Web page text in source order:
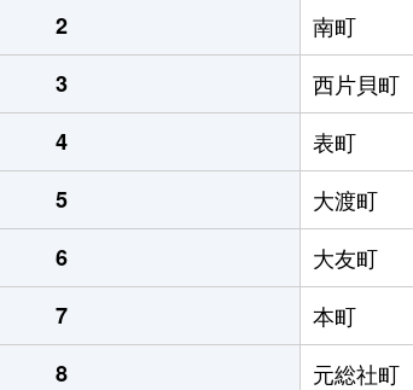
2
南町
3
西片貝町
4
表町
5
大渡町
6
大友町
7
本町
8
元総社町